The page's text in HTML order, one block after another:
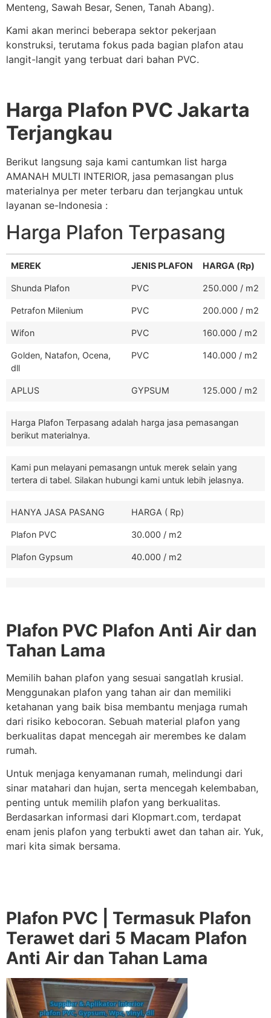
Menteng, Sawah Besar, Senen, Tanah Abang).
Kami akan merinci beberapa sektor pekerjaan
konstruksi, terutama fokus pada bagian plafon atau
langit-langit yang terbuat dari bahan PVC.
Harga Plafon PVC Jakarta
Terjangkau
Berikut langsung saja kami cantumkan list harga
AMANAH MULTI INTERIOR, jasa pemasangan plus
materialnya per meter terbaru dan terjangkau untuk
layanan se-Indonesia :
Harga Plafon Terpasang
MEREK JENIS PLAFON HARGA (Rp)
Shunda Plafon PVC 250.000 / m2
Petrafon Milenium PVC 200.000 / m2
Wifon PVC 160.000 / m2
Golden, Natafon, Ocena,
dll
PVC 140.000 / m2
APLUS GYPSUM 125.000 / m2
Harga Plafon Terpasang adalah harga jasa pemasangan
berikut materialnya.
Kami pun melayani pemasangn untuk merek selain yang
tertera di tabel. Silakan hubungi kami untuk lebih jelasnya.
HANYA JASA PASANG HARGA ( Rp)
Plafon PVC 30.000 / m2
Plafon Gypsum 40.000 / m2
Plafon PVC Plafon Anti Air dan
Tahan Lama
Memilih bahan plafon yang sesuai sangatlah krusial.
Menggunakan plafon yang tahan air dan memiliki
ketahanan yang baik bisa membantu menjaga rumah
dari risiko kebocoran. Sebuah material plafon yang
berkualitas dapat mencegah air merembes ke dalam
rumah.
Untuk menjaga kenyamanan rumah, melindungi dari
sinar matahari dan hujan, serta mencegah kelembaban,
penting untuk memilih plafon yang berkualitas.
Berdasarkan informasi dari Klopmart.com, terdapat
enam jenis plafon yang terbukti awet dan tahan air. Yuk,
mari kita simak bersama.
Plafon PVC | Termasuk Plafon
Terawet dari 5 Macam Plafon
Anti Air dan Tahan Lama